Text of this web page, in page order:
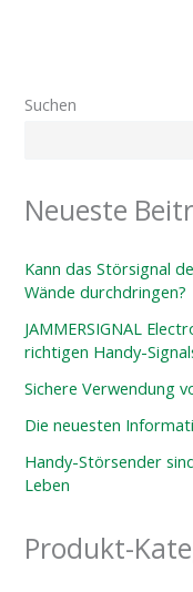
Suchen
Neueste
Kann das Störsignal
Wände durchdringen?
JAMMERSIGNAL
richtigen Handy-
Sichere Verwendung
Die neuesten
Handy-Störsender
Leben
Produkt-